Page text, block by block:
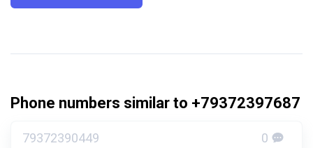
Phone numbers similar to +79372397687
79372390449 0